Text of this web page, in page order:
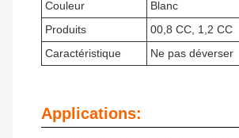
Couleur
Blanc
Produits
00,8 CC, 1,2 CC
Caractéristique
Ne pas déverser
Applications: